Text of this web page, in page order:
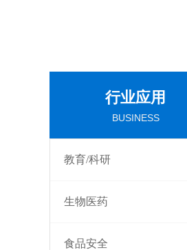
行业应用
BUSINESS
教育/科研
生物医药
食品安全